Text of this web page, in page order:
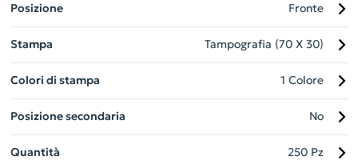
l'ambiente. Perfetto per l'ufficio, gli eventi o come regalo ai
dipendenti.
Posizione Fronte
Stampa Tampografia (70 X 30)
Colori di stampa 1 Colore
Posizione secondaria No
Quantità 250 Pz